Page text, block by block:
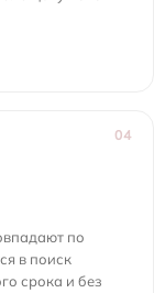
04
по
в поиск
срока и без